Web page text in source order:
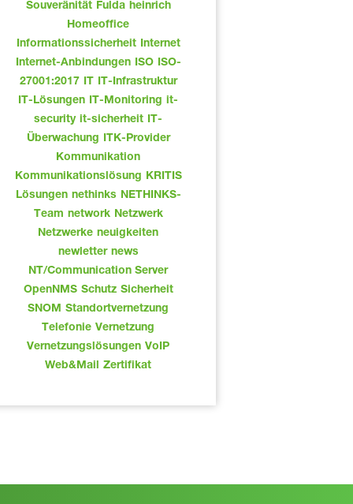
Souveränität Fulda heinrich
Homeoffice
Informationssicherheit Internet
Internet-Anbindungen ISO ISO-
27001:2017 IT
IT-Infrastruktur
IT-Lösungen IT-Monitoring
it-
security it-sicherheit IT-
Überwachung
ITK-Provider
Kommunikation
Kommunikationslösung
KRITIS
Lösungen nethinks NETHINKS-
Team network Netzwerk
Netzwerke neuigkeiten
newletter news
NT/Communication Server
OpenNMS Schutz Sicherheit
SNOM Standortvernetzung
Telefonie Vernetzung
Vernetzungslösungen VoIP
Web&Mail Zertifikat